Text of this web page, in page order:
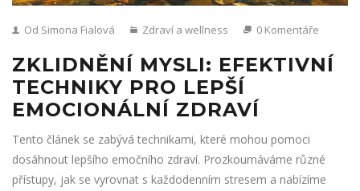
Od Simona Fialová Zdraví a wellness 0 Komentáře
ZKLIDNĚNÍ MYSLI: EFEKTIVNÍ
TECHNIKY PRO LEPŠÍ
EMOCIONÁLNÍ ZDRAVÍ
Tento článek se zabývá technikami, které mohou pomoci
dosáhnout lepšího emočního zdraví. Prozkoumáváme různé
přístupy, jak se vyrovnat s každodenním stresem a nabízíme